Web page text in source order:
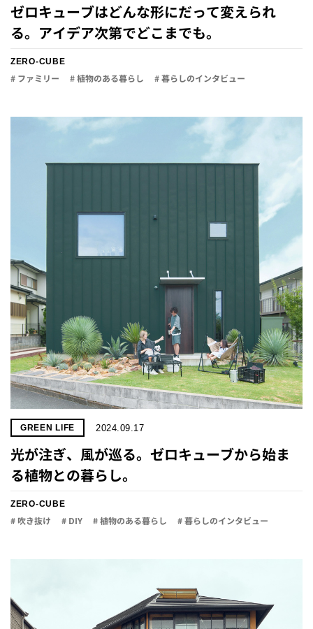
ゼロキューブはどんな形にだって変えられ
る。アイデア次第でどこまでも。
ZERO-CUBE
# ファミリー # 植物のある暮らし # 暮らしのインタビュー
GREEN LIFE 2024.09.17
光が注ぎ、風が巡る。ゼロキューブから始ま
る植物との暮らし。
ZERO-CUBE
# 吹き抜け # DIY # 植物のある暮らし # 暮らしのインタビュー